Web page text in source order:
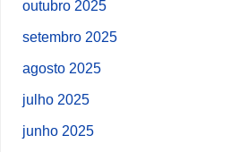
outubro 2025
setembro 2025
agosto 2025
julho 2025
junho 2025